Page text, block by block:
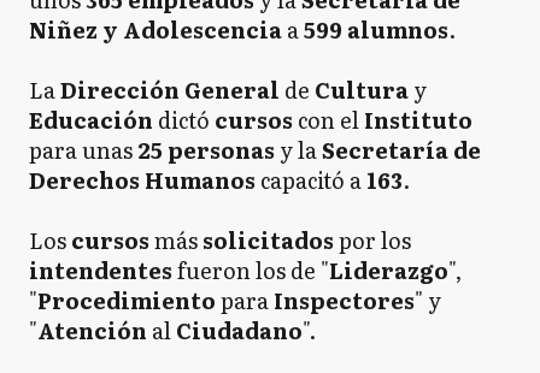
Niñez y Adolescenciaa599 alumnos.
LaDirección General de Culturay
Educación dictó cursos con elInstituto
para unas25 personas y laSecretaría de
Derechos Humanos capacitó a163.
Loscursosmássolicitadospor los
intendentesfueron los de "Liderazgo",
"ProcedimientoparaInspectores" y
"Atención alCiudadano".